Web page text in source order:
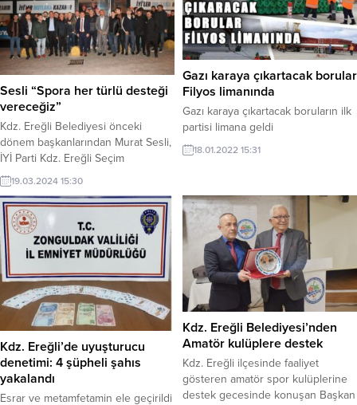
Sesli “Spora her türlü desteği
vereceğiz”
Kdz. Ereğli Belediyesi önceki
dönem başkanlarından Murat Sesli,
İYİ Parti Kdz. Ereğli Seçim
Bürosu’nda ilçedeki futbol
antrenörleri ile iftar sofrasında bir
araya geldi. Sesli, sporculara ve
onları yetiştiren hocalarına her türlü
desteği vereceklerini söyledi.
19.03.2024 15:30
Gazı karaya çıkartacak borular
Filyos limanında
Gazı karaya çıkartacak boruların ilk
partisi limana geldi
18.01.2022 15:31
Kdz. Ereğli’de uyuşturucu
denetimi: 4 şüpheli şahıs
yakalandı
Esrar ve metamfetamin ele geçirildi
Kdz. Ereğli Belediyesi’nden
Amatör kulüplere destek
Kdz. Ereğli ilçesinde faaliyet
gösteren amatör spor kulüplerine
destek gecesinde konuşan Başkan